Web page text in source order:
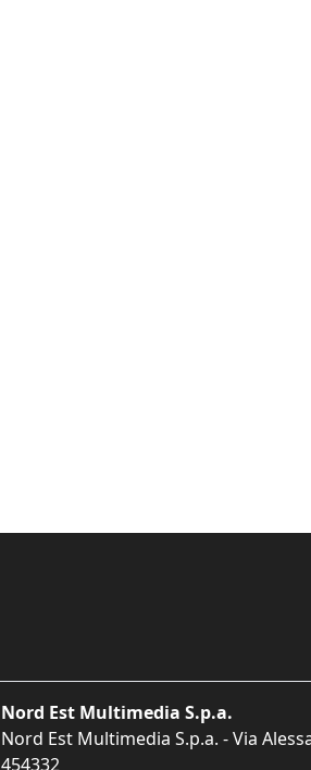
Nord Est Multimedia S.p.a.
Nord Est Multimedia S.p.a. - Via
454332